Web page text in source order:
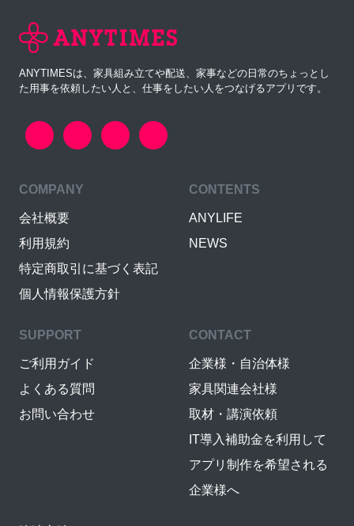
ANYTIMESは、家具組み立てや配送、家事などの日常のちょっとし
た用事を依頼したい人と、仕事をしたい人をつなげるアプリです。
COMPANY
会社概要
利用規約
特定商取引に基づく表記
個人情報保護方針
CONTENTS
ANYLIFE
NEWS
SUPPORT
ご利用ガイド
よくある質問
お問い合わせ
CONTACT
企業様・自治体様
家具関連会社様
取材・講演依頼
IT導入補助金を利用して
アプリ制作を希望される
企業様へ